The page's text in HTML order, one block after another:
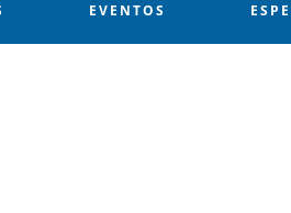
EVENTOS